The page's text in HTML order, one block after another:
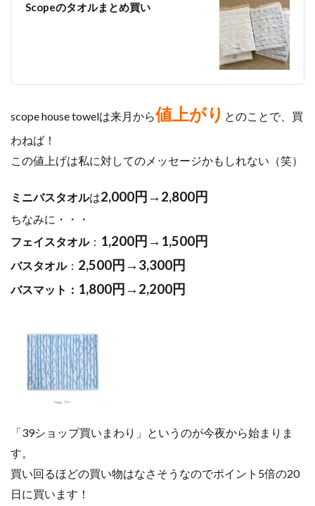
Scopeのタオルまとめ買い
scope house towelは来月から値上がり とのことで、買
わねば！
この値上げは私に対してのメッセージかもしれない（笑）
ミニバスタオルは2,000円→2,800円
ちなみに・・・
フェイスタオル： 1,200円→1,500円
バスタオル： 2,500円→3,300円
バスマット： 1,800円→2,200円
「39ショップ買いまわり」というのが今夜から始まりま
す。
買い回るほどの買い物はなさそうなのでポイント5倍の20
日に買います！